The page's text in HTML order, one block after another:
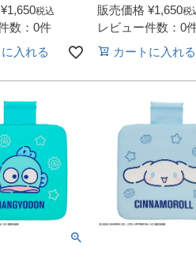
¥1,650税込
数：0件
入れる
販売価格 ¥1,650税
レビュー件数：0
カートに入れる